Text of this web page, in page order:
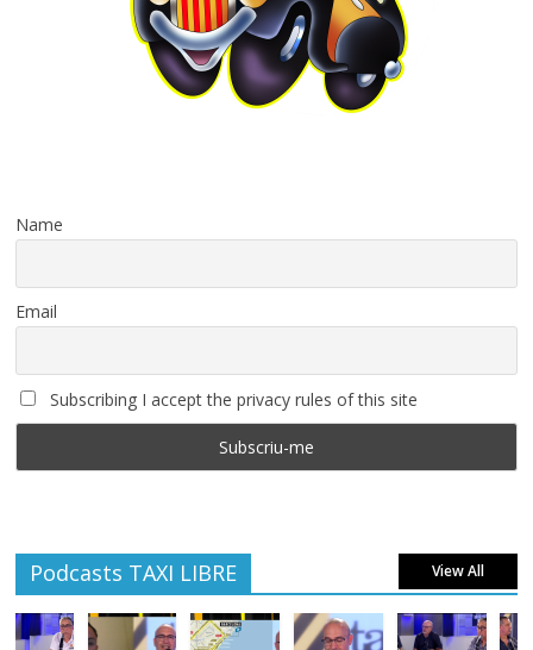
Name
Email
Subscribing I accept the privacy rules of this site
Podcasts TAXI LIBRE View All